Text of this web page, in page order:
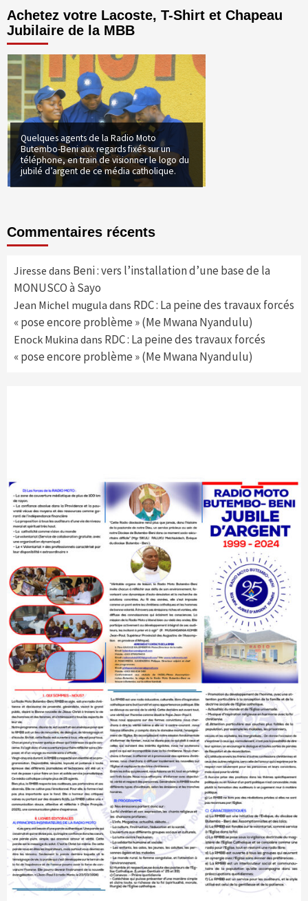
Achetez votre Lacoste, T-Shirt et Chapeau
Jubilaire de la MBB
Quelques agents de la Radio Moto
Butembo-Beni aux regards fixés sur un
téléphone, en train de visionner le logo du
jubilé d’argent de ce média catholique.
Commentaires récents
Jiresse dans Beni : vers l’installation d’une base de la
MONUSCO à Sayo
Jean Michel mugula dans RDC : La peine des travaux forcés
« pose encore problème » (Me Mwana Nyandulu)
Enock Mukina dans RDC : La peine des travaux forcés
« pose encore problème » (Me Mwana Nyandulu)